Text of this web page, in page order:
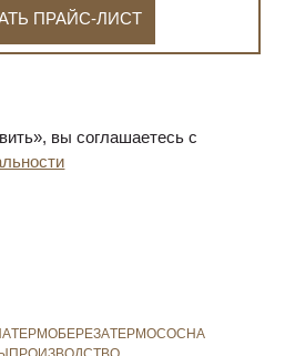
ПРАЙС-ЛИСТ
вы соглашаетесь с
ТЕРМОБЕРЕЗАТЕРМОСОСНА